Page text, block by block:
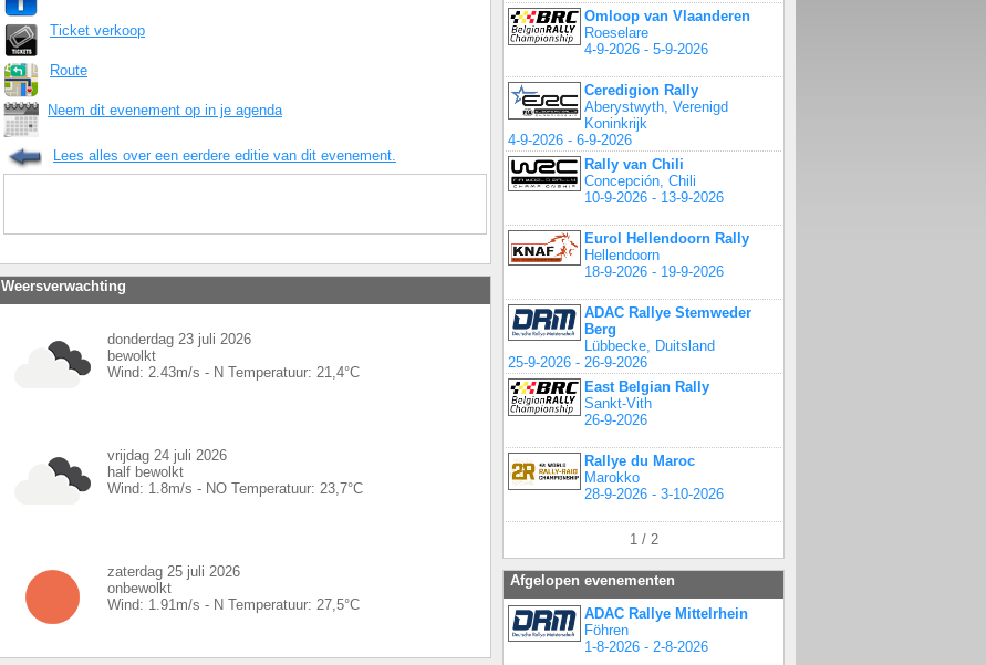
Ticket verkoop
Route
Neem dit evenement op in je agenda
Lees alles over een eerdere editie van dit evenement.
Weersverwachting
donderdag 23 juli 2026
bewolkt
Wind: 2.43m/s - N Temperatuur: 21,4°C
vrijdag 24 juli 2026
half bewolkt
Wind: 1.8m/s - NO Temperatuur: 23,7°C
zaterdag 25 juli 2026
onbewolkt
Wind: 1.91 m/s - N Temperatuur: 27,5°C
Omloop van Vlaanderen
Roeselare
4-9-2026 - 5-9-2026
Ceredigion Rally
Aberystwyth, Verenigd
Koninkrijk
4-9-2026 - 6-9-2026
Rally van Chili
Concepción, Chili
10-9-2026 - 13-9-2026
Eurol Hellendoorn Rally
Hellendoorn
18-9-2026 - 19-9-2026
ADAC Rallye Stemweder
Berg
Lübbecke, Duitsland
25-9-2026 - 26-9-2026
East Belgian Rally
Sankt-Vith
26-9-2026
Rallye du Maroc
Marokko
28-9-2026 - 3-10-2026
1 / 2
Afgelopen evenementen
ADAC Rallye Mittelrhein
Föhren
1-8-2026 - 2-8-2026